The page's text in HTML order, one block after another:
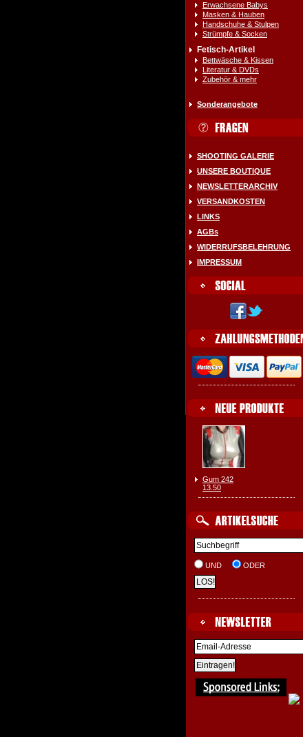
Erwachsene Babys
Masken & Hauben
Handschuhe & Stulpen
Strümpfe & Socken
Fetisch-Artikel
Bettwäsche & Kissen
Literatur & DVDs
Zubehör & mehr
Sonderangebote
SHOOTING GALERIE
UNSERE BOUTIQUE
NEWSLETTERARCHIV
VERSANDKOSTEN
LINKS
AGBs
WIDERRUFSBELEHRUNG
IMPRESSUM
Gum 242
13.50
UND ODER